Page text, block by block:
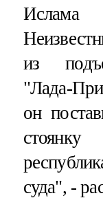
из
"Лада-
он
суда", -